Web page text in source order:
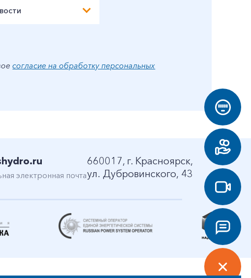
согласие на обработку персональных
электронная почта
660017, г. Красноярск,
ул. Дубровинского, 43